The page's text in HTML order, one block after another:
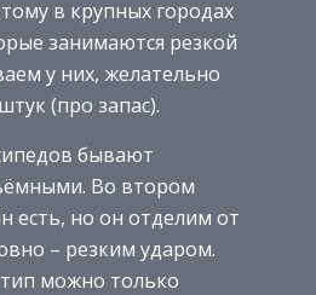
в крупных городах
занимаются резкой
у них, желательно
(про запас).
бывают
Во втором
есть, но он отделим от
– резким ударом.
можно только